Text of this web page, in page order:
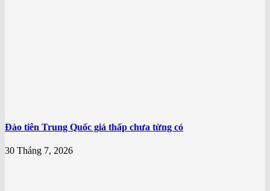
Đào tiên Trung Quốc giá thấp chưa từng có
30 Tháng 7, 2026